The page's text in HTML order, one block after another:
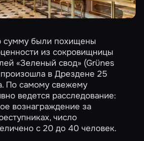
сумму были похищены
из сокровищницы
«Зеленый свод» (Grünes
в Дрездене 25
По самому свежему
ведется расследование:
вознаграждение за
число
с 20 до 40 человек.